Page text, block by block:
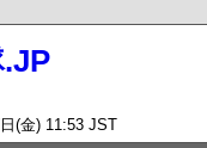
(金) 11:53 JST